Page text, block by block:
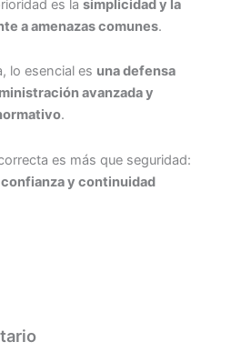
es la simplicidad y la
a amenazas comunes.
lo esencial es una defensa
avanzada y
.
es más que seguridad:
y continuidad